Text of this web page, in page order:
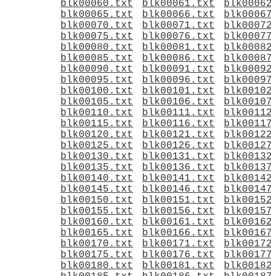
blk00060.txt
blk00061.txt
blk00065.txt
blk00066.txt
blk00070.txt
blk00071.txt
blk00075.txt
blk00076.txt
blk00080.txt
blk00081.txt
blk00085.txt
blk00086.txt
blk00090.txt
blk00091.txt
blk00095.txt
blk00096.txt
blk00100.txt
blk00101.txt
blk00105.txt
blk00106.txt
blk00110.txt
blk00111.txt
blk00115.txt
blk00116.txt
blk00120.txt
blk00121.txt
blk00125.txt
blk00126.txt
blk00130.txt
blk00131.txt
blk00135.txt
blk00136.txt
blk00140.txt
blk00141.txt
blk00145.txt
blk00146.txt
blk00150.txt
blk00151.txt
blk00155.txt
blk00156.txt
blk00160.txt
blk00161.txt
blk00165.txt
blk00166.txt
blk00170.txt
blk00171.txt
blk00175.txt
blk00176.txt
blk00180.txt
blk00181.txt